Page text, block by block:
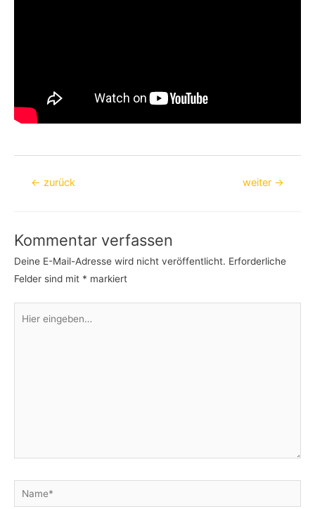
Beitragsnavigation
← zurück weiter →
Kommentar verfassen
Deine E-Mail-Adresse wird nicht veröffentlicht. Erforderliche
Felder sind mit * markiert
eingeben…
Name*